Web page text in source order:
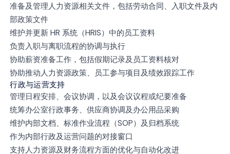
准备及管理人力资源相关文件，包括劳动合同、入职文件及内
部政策文件
维护并更新 HR 系统（HRIS）中的员工资料
负责入职与离职流程的协调与执行
协助薪资准备工作，包括假期记录及员工资料核对
协助推动人力资源政策、员工参与项目及绩效跟踪工作
行政与运营支持
管理日程安排、会议协调，以及会议议程或纪要准备
统筹办公室行政事务、供应商协调及办公用品采购
维护内部文档、标准作业流程（SOP）及归档系统
作为内部行政及运营问题的对接窗口
支持人力资源及财务流程方面的优化与自动化改进